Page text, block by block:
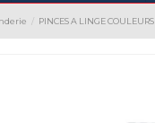
PINCES A LINGE COULEURS